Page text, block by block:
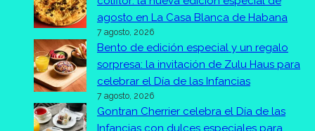
agosto en La Casa Blanca de Habana
7 agosto, 2026
Bento de edición especial y un regalo
sorpresa: la invitación de Zulu Haus para
celebrar el Día de las Infancias
7 agosto, 2026
Gontran Cherrier celebra el Día de las
Infancias con dulces especiales para